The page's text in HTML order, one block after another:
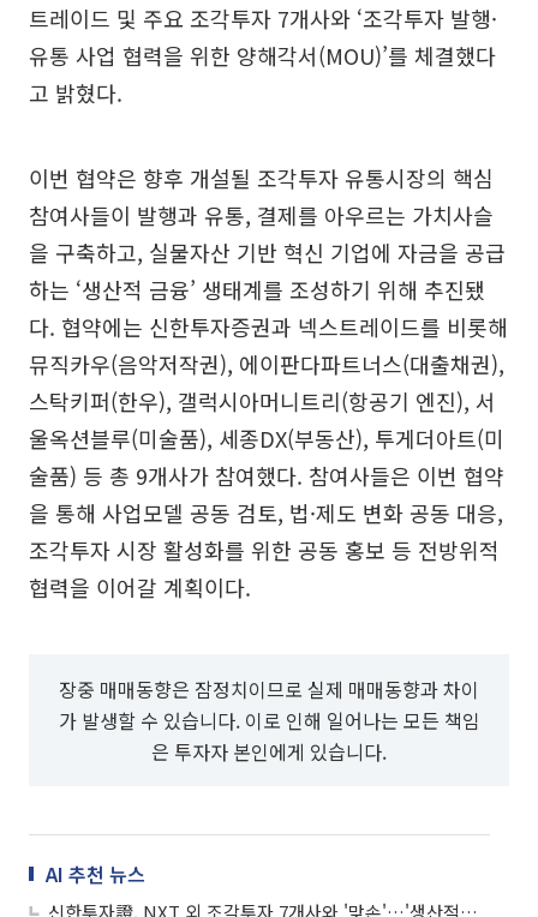
트레이드 및 주요 조각투자 7개사와 ‘조각투자 발행·
유통 사업 협력을 위한 양해각서(MOU)’를 체결했다
고 밝혔다.
이번 협약은 향후 개설될 조각투자 유통시장의 핵심
참여사들이 발행과 유통, 결제를 아우르는 가치사슬
을 구축하고, 실물자산 기반 혁신 기업에 자금을 공급
하는 ‘생산적 금융’ 생태계를 조성하기 위해 추진됐
다. 협약에는 신한투자증권과 넥스트레이드를 비롯해
뮤직카우(음악저작권), 에이판다파트너스(대출채권),
스탁키퍼(한우), 갤럭시아머니트리(항공기 엔진), 서
울옥션블루(미술품), 세종DX(부동산), 투게더아트(미
술품) 등 총 9개사가 참여했다. 참여사들은 이번 협약
을 통해 사업모델 공동 검토, 법·제도 변화 공동 대응,
조각투자 시장 활성화를 위한 공동 홍보 등 전방위적
협력을 이어갈 계획이다.
장중 매매동향은 잠정치이므로 실제 매매동향과 차이
가 발생할 수 있습니다. 이로 인해 일어나는 모든 책임
은 투자자 본인에게 있습니다.
AI 추천 뉴스
신한투자證, NXT 외 조각투자 7개사와 '맞손'…'생산적금융' 생태계 조성